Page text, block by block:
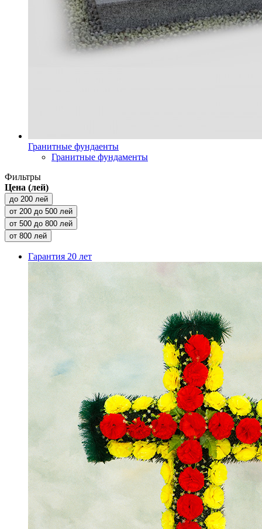
Гранитные фундаенты
Гранитные фундаменты
Фильтры
Цена (лей)
до 200 лей
от 200 до 500 лей
от 500 до 800 лей
от 800 лей
Гарантия 20 лет